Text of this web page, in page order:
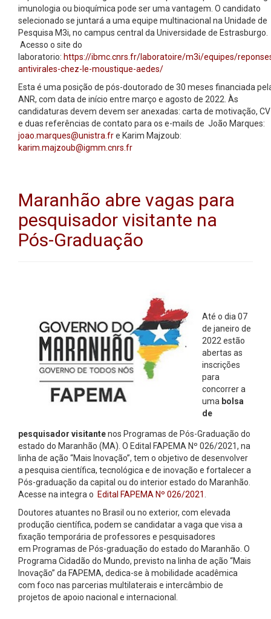
imunologia ou bioquímica pode ser uma vantagem. O candidato
selecionado se juntará a uma equipe multinacional na Unidade de
Pesquisa M3i, no campus central da Universidade de Estrasburgo.
Acesso o site do
laboratorio: https://ibmc.cnrs.fr/laboratoire/m3i/equipes/
antivirales-chez-le-moustique-aedes/
Esta é uma posição de pós-doutorado de 30 meses financiada
ANR, com data de início entre março e agosto de 2022. Às
candidaturas devem devem ser anexadas: carta de motivação, CV
e duas referências de contato para os e-mails de João Marques:
joao.marques@unistra.fre Karim Majzoub:
karim.majzoub@igmm.cnrs.fr
Maranhão abre vagas para
pesquisador visitante na
Pós-Graduação
Até o dia 07
de janeiro de
2022 estão
abertas as
inscrições
para
concorrer a
uma bolsa
de
pesquisador visitantenos Programas de Pós-Graduação do
estado do Maranhão (MA). O Edital FAPEMA Nº 026/2021, na
linha de ação “Mais Inovação”, tem o objetivo de desenvolver
a pesquisa científica, tecnológica e de inovação e fortalecer a
Pós-graduação da capital ou do interior estado do Maranhão.
Acesse na integra o Edital FAPEMA Nº 026/2021
Doutores atuantes no Brasil ou no exterior, com elevada
produção científica, podem se candidatar a vaga que visa a
fixação temporária de professores e pesquisadores
em Programas de Pós-graduação do estado do Maranhão. O
Programa Cidadão do Mundo, previsto na linha de ação “Mais
Inovação” da FAPEMA, dedica-se à mobilidade acadêmica
com foco nas parcerias multilaterais e intercâmbio de
projetos de apoio nacional e internacional.